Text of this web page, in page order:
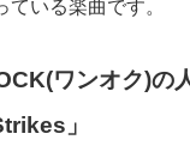
ている楽曲です。
ワンオク)の
」